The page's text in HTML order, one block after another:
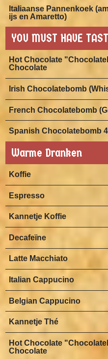
Italiaanse Pannenkoek
ijs en Amaretto)
YOU MUST HAVE
Hot Chocolate
Chocolate
Irish Chocolatebomb
French Chocolatebomb
Spanish Chocolatebomb
Warme Dranken
Koffie
Espresso
Kannetje Koffie
Decafeïne
Latte Macchiato
Italian Cappucino
Belgian Cappucino
Kannetje Thé
Hot Chocolate
Chocolate